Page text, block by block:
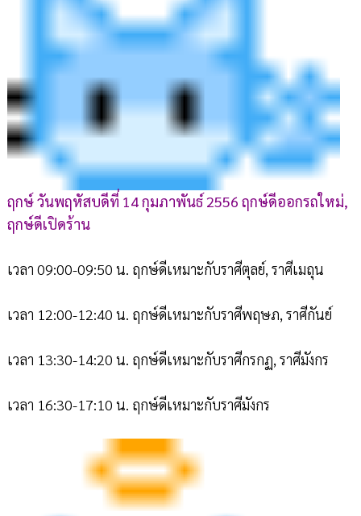
ฤกษ์ วันพฤหัสบดีที่ 14 กุมภาพันธ์ 2556 ฤกษ์ดีออกรถใหม่,
ฤกษ์ดีเปิดร้าน
เวลา 09:00-09:50 น. ฤกษ์ดีเหมาะกับราศีตุลย์, ราศีเมถุน
เวลา 12:00-12:40 น. ฤกษ์ดีเหมาะกับราศีพฤษภ, ราศีกันย์
เวลา 13:30-14:20 น. ฤกษ์ดีเหมาะกับราศีกรกฏ, ราศีมังกร
เวลา 16:30-17:10 น. ฤกษ์ดีเหมาะกับราศีมังกร